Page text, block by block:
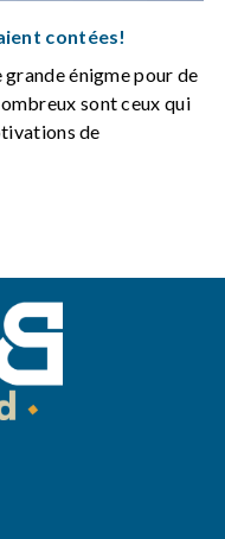
contées!
énigme pour de
sont ceux qui
de